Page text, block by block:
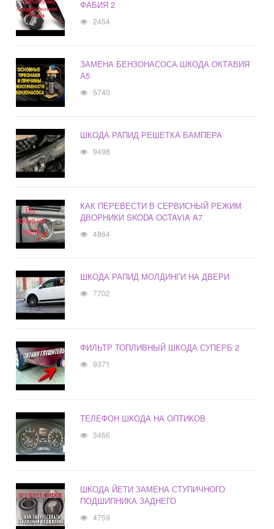
ФАБИЯ 2
2454
ЗАМЕНА БЕНЗОНАСОСА ШКОДА ОКТАВИЯ
А5
5740
ШКОДА РАПИД РЕШЕТКА БАМПЕРА
9498
КАК ПЕРЕВЕСТИ В СЕРВИСНЫЙ РЕЖИМ
ДВОРНИКИ SKODA OCTAVIA A7
4864
ШКОДА РАПИД МОЛДИНГИ НА ДВЕРИ
7702
ФИЛЬТР ТОПЛИВНЫЙ ШКОДА СУПЕРБ 2
9371
ТЕЛЕФОН ШКОДА НА ОПТИКОВ
3466
ШКОДА ЙЕТИ ЗАМЕНА СТУПИЧНОГО
ПОДШИПНИКА ЗАДНЕГО
4759